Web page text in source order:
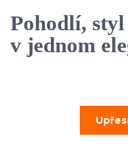
Pohodlí,
v jednom